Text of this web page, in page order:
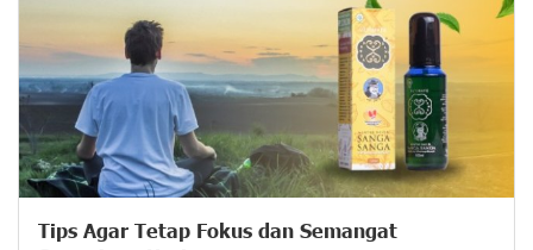
Tips Agar Tetap Fokus dan Semangat